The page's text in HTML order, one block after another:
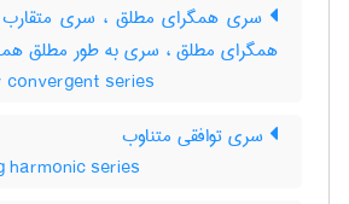
سری همگرای مطلق ، سری
همگرای مطلق ، سری به طور مطلق
series
سری توافقی متناوب
harmonic series